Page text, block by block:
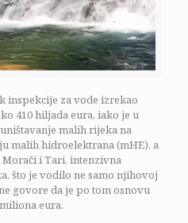
inspekcije za vode izrekao
410 hiljada eura, iako je u
malih rijeka na
malih hidroelektrana (mHE), a
i Tari, intenzivna
što je vodilo ne samo njihovoj
govore da je po tom osnovu
eura.